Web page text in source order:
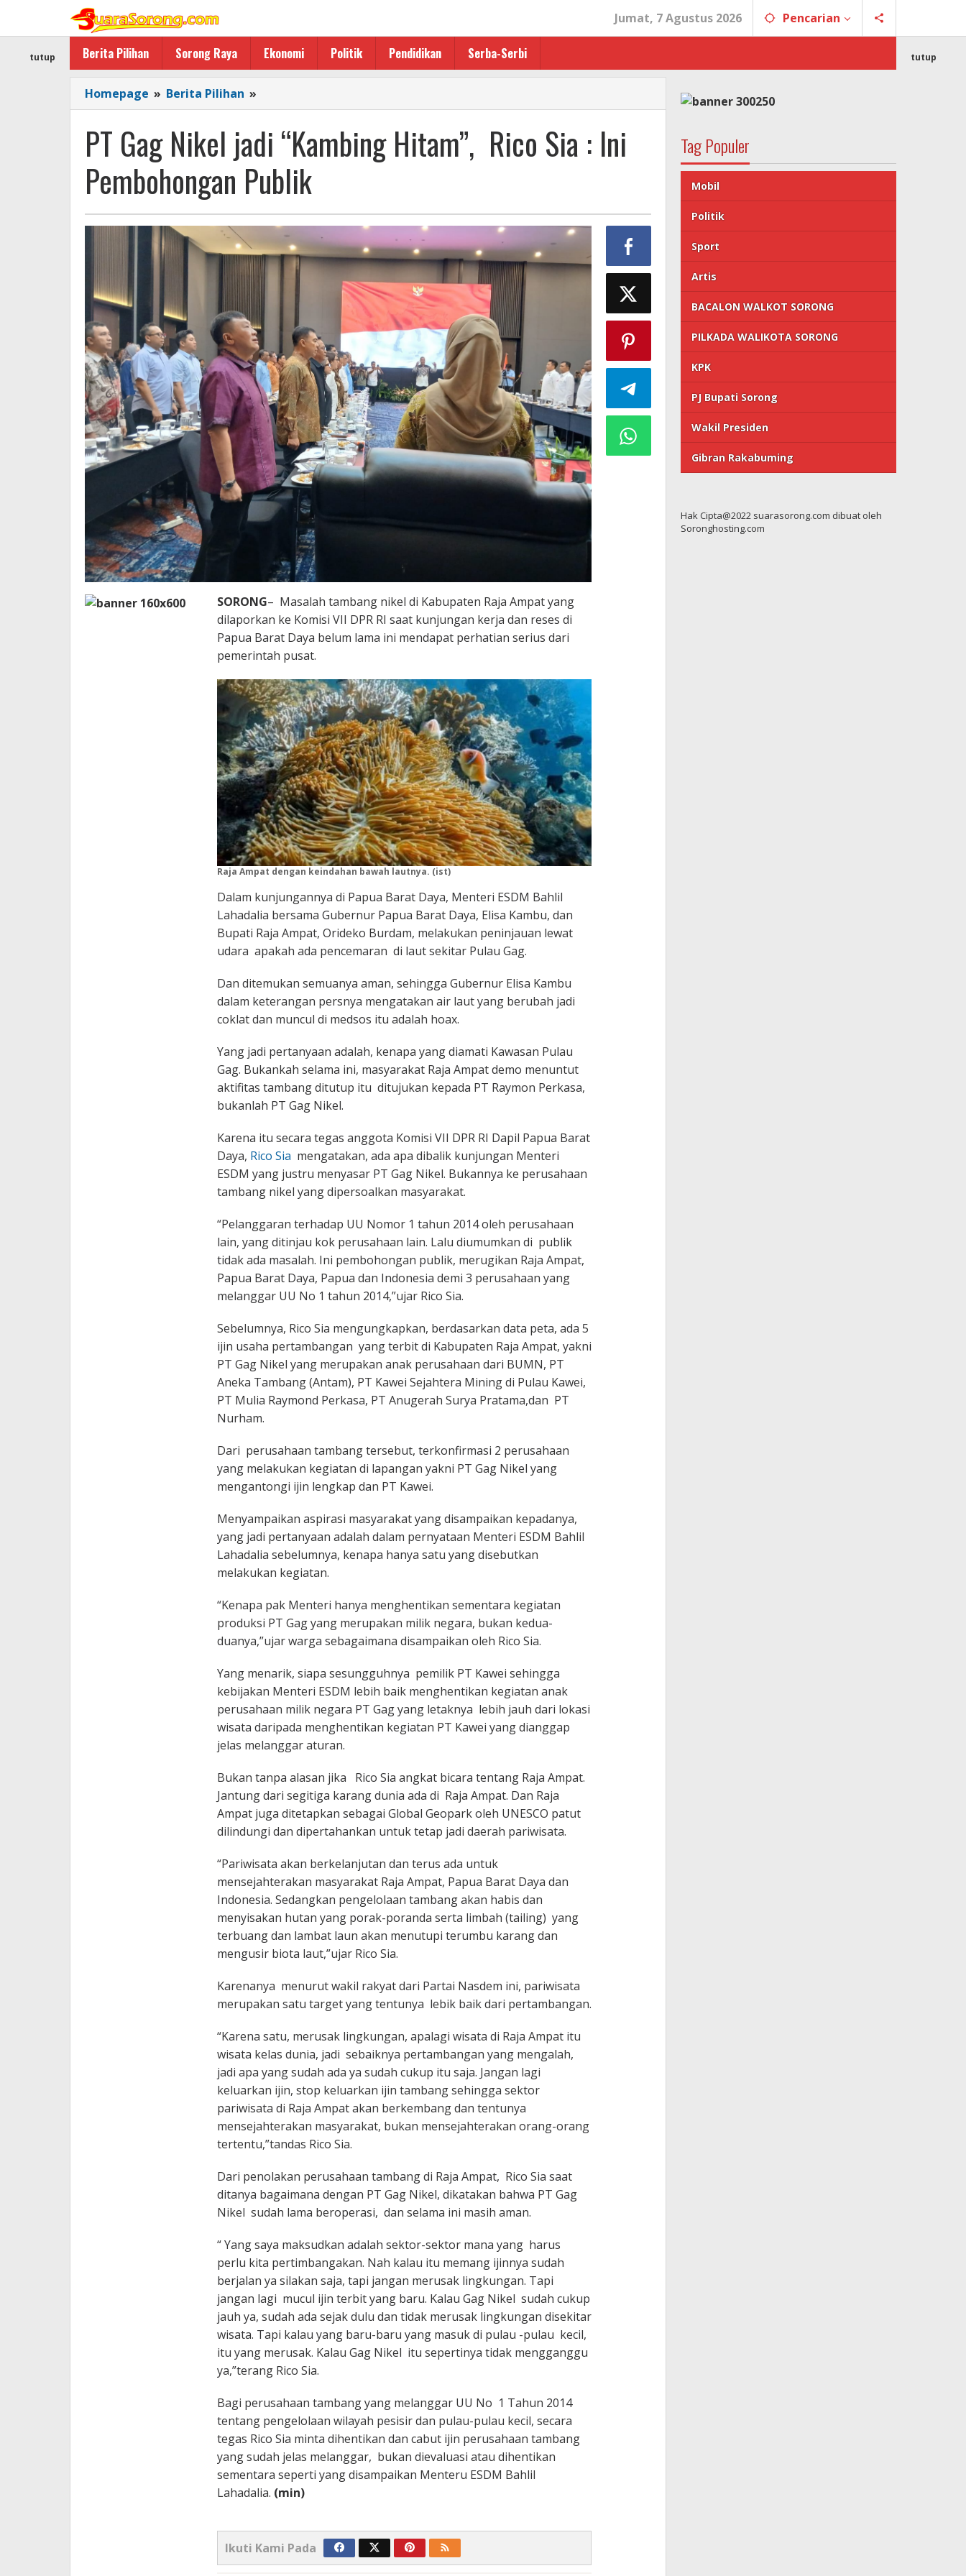
Jumat, 7 Agustus 2026 Pencarian
Berita Pilihan Sorong Raya Ekonomi Politik Pendidikan Serba-Serbi
tutup tutup
Homepage » Berita Pilihan »
Gag
Nikel
jadi
“Kambing
Hitam”,
Rico
Sia
:
Ini
Pembohongan
PT Gag Nikel jadi “Kambing Hitam”, Rico Sia : Ini
Pembohongan Publik
SORONG– Masalah tambang nikel di Kabupaten Raja Ampat yang
dilaporkan ke Komisi VII DPR RI saat kunjungan kerja dan reses di
Papua Barat Daya belum lama ini mendapat perhatian serius dari
pemerintah pusat.
Raja Ampat dengan keindahan bawah lautnya. (ist)
Dalam kunjungannya di Papua Barat Daya, Menteri ESDM Bahlil
Lahadalia bersama Gubernur Papua Barat Daya, Elisa Kambu, dan
Bupati Raja Ampat, Orideko Burdam, melakukan peninjauan lewat
udara apakah ada pencemaran di laut sekitar Pulau Gag.
Dan ditemukan semuanya aman, sehingga Gubernur Elisa Kambu
dalam keterangan persnya mengatakan air laut yang berubah jadi
coklat dan muncul di medsos itu adalah hoax.
Yang jadi pertanyaan adalah, kenapa yang diamati Kawasan Pulau
Gag. Bukankah selama ini, masyarakat Raja Ampat demo menuntut
aktifitas tambang ditutup itu ditujukan kepada PT Raymon Perkasa,
bukanlah PT Gag Nikel.
Karena itu secara tegas anggota Komisi VII DPR RI Dapil Papua Barat
Daya, Rico Sia mengatakan, ada apa dibalik kunjungan Menteri
ESDM yang justru menyasar PT Gag Nikel. Bukannya ke perusahaan
tambang nikel yang dipersoalkan masyarakat.
“Pelanggaran terhadap UU Nomor 1 tahun 2014 oleh perusahaan
lain, yang ditinjau kok perusahaan lain. Lalu diumumkan di publik
tidak ada masalah. Ini pembohongan publik, merugikan Raja Ampat,
Papua Barat Daya, Papua dan Indonesia demi 3 perusahaan yang
melanggar UU No 1 tahun 2014,”ujar Rico Sia.
Sebelumnya, Rico Sia mengungkapkan, berdasarkan data peta, ada 5
ijin usaha pertambangan yang terbit di Kabupaten Raja Ampat, yakni
PT Gag Nikel yang merupakan anak perusahaan dari BUMN, PT
Aneka Tambang (Antam), PT Kawei Sejahtera Mining di Pulau Kawei,
PT Mulia Raymond Perkasa, PT Anugerah Surya Pratama,dan PT
Nurham.
Dari perusahaan tambang tersebut, terkonfirmasi 2 perusahaan
yang melakukan kegiatan di lapangan yakni PT Gag Nikel yang
mengantongi ijin lengkap dan PT Kawei.
Menyampaikan aspirasi masyarakat yang disampaikan kepadanya,
yang jadi pertanyaan adalah dalam pernyataan Menteri ESDM Bahlil
Lahadalia sebelumnya, kenapa hanya satu yang disebutkan
melakukan kegiatan.
“Kenapa pak Menteri hanya menghentikan sementara kegiatan
produksi PT Gag yang merupakan milik negara, bukan kedua-
duanya,”ujar warga sebagaimana disampaikan oleh Rico Sia.
Yang menarik, siapa sesungguhnya pemilik PT Kawei sehingga
kebijakan Menteri ESDM lebih baik menghentikan kegiatan anak
perusahaan milik negara PT Gag yang letaknya lebih jauh dari lokasi
wisata daripada menghentikan kegiatan PT Kawei yang dianggap
jelas melanggar aturan.
Bukan tanpa alasan jika Rico Sia angkat bicara tentang Raja Ampat.
Jantung dari segitiga karang dunia ada di Raja Ampat. Dan Raja
Ampat juga ditetapkan sebagai Global Geopark oleh UNESCO patut
dilindungi dan dipertahankan untuk tetap jadi daerah pariwisata.
“Pariwisata akan berkelanjutan dan terus ada untuk
mensejahterakan masyarakat Raja Ampat, Papua Barat Daya dan
Indonesia. Sedangkan pengelolaan tambang akan habis dan
menyisakan hutan yang porak-poranda serta limbah (tailing) yang
terbuang dan lambat laun akan menutupi terumbu karang dan
mengusir biota laut,”ujar Rico Sia.
Karenanya menurut wakil rakyat dari Partai Nasdem ini, pariwisata
merupakan satu target yang tentunya lebik baik dari pertambangan.
“Karena satu, merusak lingkungan, apalagi wisata di Raja Ampat itu
wisata kelas dunia, jadi sebaiknya pertambangan yang mengalah,
jadi apa yang sudah ada ya sudah cukup itu saja. Jangan lagi
keluarkan ijin, stop keluarkan ijin tambang sehingga sektor
pariwisata di Raja Ampat akan berkembang dan tentunya
mensejahterakan masyarakat, bukan mensejahterakan orang-orang
tertentu,”tandas Rico Sia.
Dari penolakan perusahaan tambang di Raja Ampat, Rico Sia saat
ditanya bagaimana dengan PT Gag Nikel, dikatakan bahwa PT Gag
Nikel sudah lama beroperasi, dan selama ini masih aman.
“ Yang saya maksudkan adalah sektor-sektor mana yang harus
perlu kita pertimbangakan. Nah kalau itu memang ijinnya sudah
berjalan ya silakan saja, tapi jangan merusak lingkungan. Tapi
jangan lagi mucul ijin terbit yang baru. Kalau Gag Nikel sudah cukup
jauh ya, sudah ada sejak dulu dan tidak merusak lingkungan disekitar
wisata. Tapi kalau yang baru-baru yang masuk di pulau -pulau kecil,
itu yang merusak. Kalau Gag Nikel itu sepertinya tidak mengganggu
ya,”terang Rico Sia.
Bagi perusahaan tambang yang melanggar UU No 1 Tahun 2014
tentang pengelolaan wilayah pesisir dan pulau-pulau kecil, secara
tegas Rico Sia minta dihentikan dan cabut ijin perusahaan tambang
yang sudah jelas melanggar, bukan dievaluasi atau dihentikan
sementara seperti yang disampaikan Menteru ESDM Bahlil
Lahadalia. (min)
Ikuti Kami Pada
Tag Populer
Mobil
Politik
Sport
Artis
BACALON WALKOT SORONG
PILKADA WALIKOTA SORONG
KPK
PJ Bupati Sorong
Wakil Presiden
Gibran Rakabuming
Hak Cipta@2022 suarasorong.com dibuat oleh
Soronghosting.com